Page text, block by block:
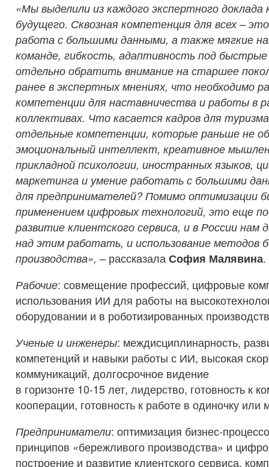
«Мы выделили из каждого экспертного
будущего. Сквозная компетенция для всех –
работа с большими данными, а также мягкие
команде, гибкость, адаптивность под быстрые
отдельно обратить внимание на старшее
ранее в экспертных мнениях, что необходимо
компетенции для наставничества и работы в
коллективах. Что касается кадров для
отдельные компетенции, которые раньше не
эмоциональный интеллект, креативное
прикладной психологии, иностранных языков,
маркетинга и умение работать с большими
для предпринимателей? Помимо оптимизации
применением цифровых технологий, это еще
развитие клиентского сервиса, и в России нам
над этим работать, и использование методов
производства», – рассказала София Малявина.
Рабочие: совмещение профессий, цифровые
использования ИИ для работы на
оборудовании и в роботизированных
Ученые и инженеры: междисциплинарность,
компетенций и навыки работы с ИИ, высокая
коммуникаций, долгосрочное видение
в горизонте 10-15 лет, лидерство, готовность к
кооперации, готовность к работе в одиночку
Предприниматели: оптимизация бизнес-
принципов «бережливого производства» и
построение и развитие клиентского сервиса,